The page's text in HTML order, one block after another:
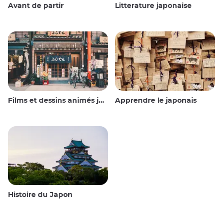
Avant de partir Litterature japonaise
Films et dessins animés japonais Apprendre le japonais
Histoire du Japon